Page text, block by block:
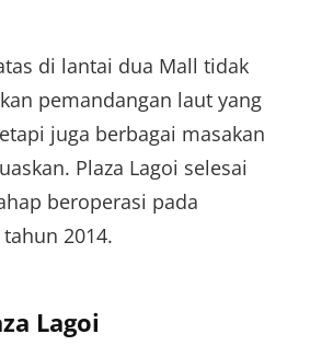
di lantai dua Mall tidak
pemandangan laut yang
juga berbagai masakan
Plaza Lagoi selesai
beroperasi pada
2014.
Lagoi